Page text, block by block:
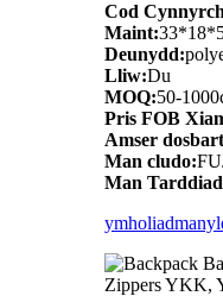
Cod
Maint:
Deunydd:
Lliw:Du
MOQ:50-
Pris FOB
Amser
Man cludo:
Man
ymholiad